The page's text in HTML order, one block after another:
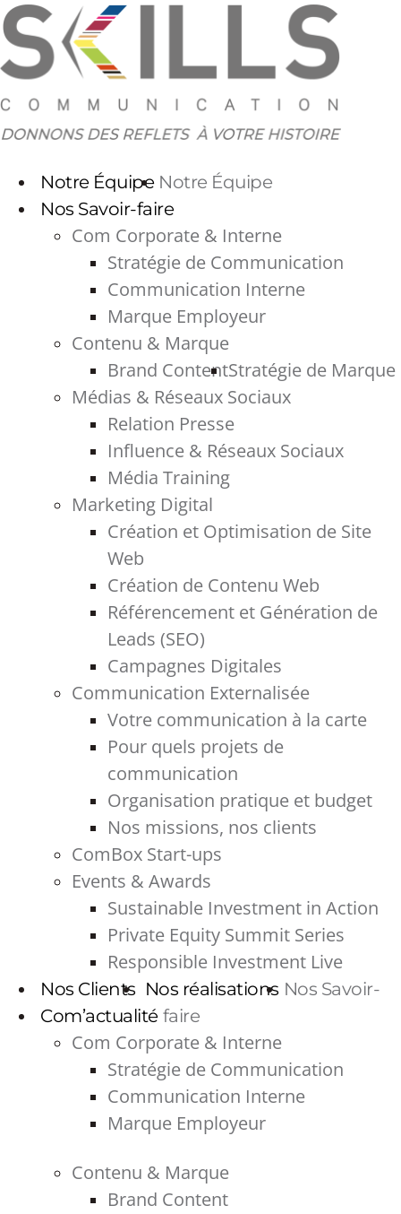
Aller
au
contenu
Notre Équipe
Nos Savoir-faire
Com Corporate & Interne
Stratégie de Communication
Communication Interne
Marque Employeur
Contenu & Marque
Brand ContentStratégie de Marque
Médias & Réseaux Sociaux
Relation Presse
Influence & Réseaux Sociaux
Média Training
Marketing Digital
Création et Optimisation de Site
Web
Création de Contenu Web
Référencement et Génération de
Leads (SEO)
Campagnes Digitales
Communication Externalisée
Votre communication à la carte
Pour quels projets de
communication
Organisation pratique et budget
Nos missions, nos clients
ComBox Start-ups
Events & Awards
Sustainable Investment in Action
Private Equity Summit Series
Responsible Investment Live
Nos Clients Nos réalisations
Com’actualité
Notre Équipe
Nos Savoir-
faire
Com Corporate & Interne
Stratégie de Communication
Communication Interne
Marque Employeur
Contenu & Marque
Brand Content